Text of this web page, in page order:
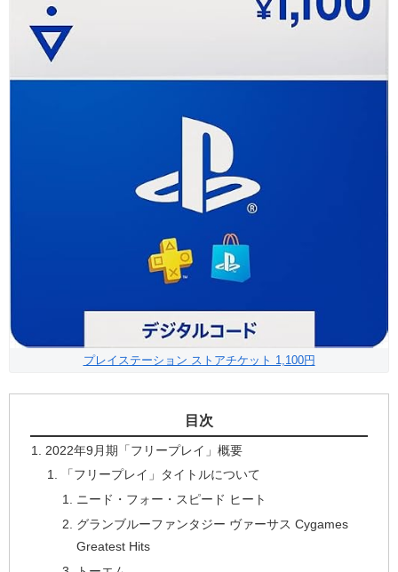
プレイステーション ストアチケット 1,100円
目次
2022年9月期「フリープレイ」概要
「フリープレイ」タイトルについて
ニード・フォー・スピード ヒート
グランブルーファンタジー ヴァーサス Cygames
Greatest Hits